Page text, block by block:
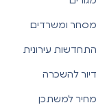
מסחר ומשרדים
התחדשות עירונית
דיור להשכרה
מחיר למשתכן